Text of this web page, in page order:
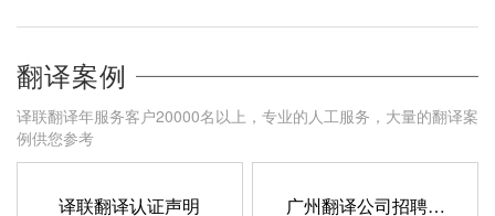
翻译案例
译联翻译年服务客户20000名以上，专业的人工服务，大量的翻译案
例供您参考
译联翻译认证声明 广州翻译公司招聘…